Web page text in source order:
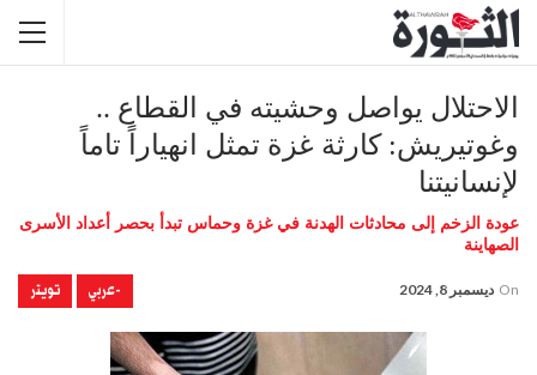
الاحتلال يواصل وحشيته في القطاع ..
وغوتيريش: كارثة غزة تمثل انهياراً تاماً
لإنسانيتنا
عودة الزخم إلى محادثات الهدنة في غزة وحماس تبدأ بحصر أعداد الأسرى
الصهاينة
-عربي تويتر On ديسمبر 8, 2024